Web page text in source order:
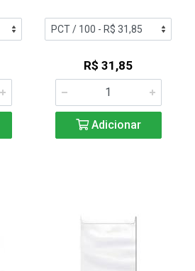
R$ 31,85
Adicionar